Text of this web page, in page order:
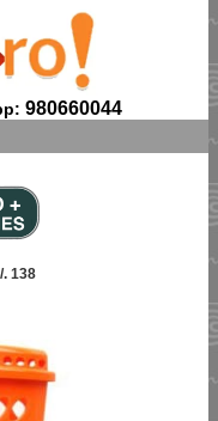
980660044
. 138